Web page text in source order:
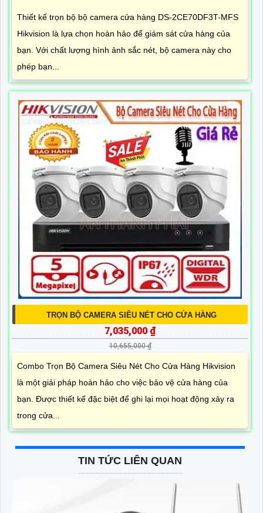
Thiết kế trọn bộ bộ camera cửa hàng DS-2CE70DF3T-MFS
Hikvision là lựa chọn hoàn hảo để giám sát cửa hàng của
bạn. Với chất lượng hình ảnh sắc nét, bộ camera này cho
phép bạn...
TRỌN BỘ CAMERA SIÊU NÉT CHO CỬA HÀNG
7,035,000 ₫
10,655,000 ₫
Combo Trọn Bộ Camera Siêu Nét Cho Cửa Hàng Hikvision
là một giải pháp hoàn hảo cho việc bảo vệ cửa hàng của
bạn. Được thiết kế đặc biệt để ghi lại mọi hoạt động xảy ra
trong cửa...
TIN TỨC LIÊN QUAN